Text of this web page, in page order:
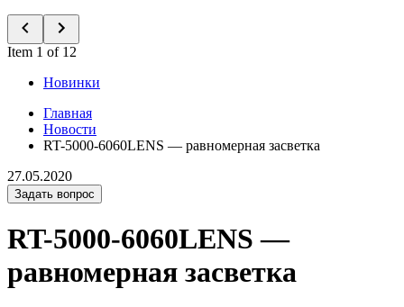
Item 1 of 12
Новинки
Главная
Новости
RT-5000-6060LENS — равномерная засветка
27.05.2020
Задать вопрос
RT-5000-6060LENS —
равномерная засветка